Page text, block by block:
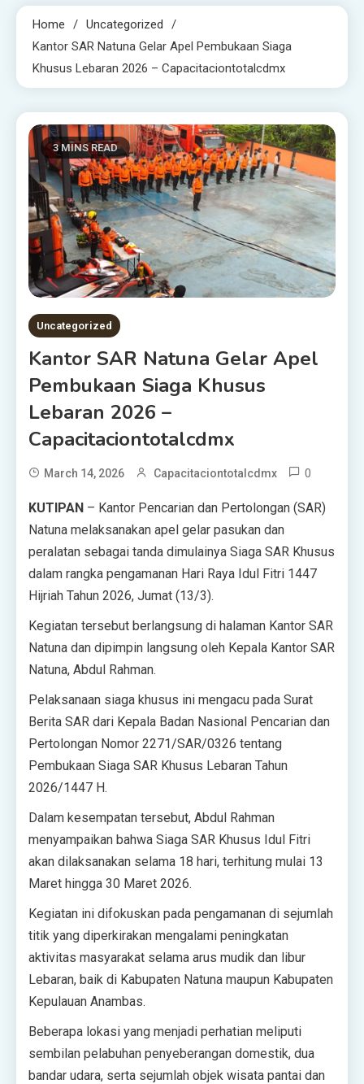
Home
Uncategorized
Kantor SAR Natuna Gelar Apel Pembukaan Siaga
Khusus Lebaran 2026 – Capacitaciontotalcdmx
3 MINS READ
Uncategorized
Kantor SAR Natuna Gelar Apel
Pembukaan Siaga Khusus
Lebaran 2026 –
Capacitaciontotalcdmx
March 14, 2026 Capacitaciontotalcdmx 0
KUTIPAN – Kantor Pencarian dan Pertolongan (SAR)
Natuna melaksanakan apel gelar pasukan dan
peralatan sebagai tanda dimulainya Siaga SAR Khusus
dalam rangka pengamanan Hari Raya Idul Fitri 1447
Hijriah Tahun 2026, Jumat (13/3).
Kegiatan tersebut berlangsung di halaman Kantor SAR
Natuna dan dipimpin langsung oleh Kepala Kantor SAR
Natuna, Abdul Rahman.
Pelaksanaan siaga khusus ini mengacu pada Surat
Berita SAR dari Kepala Badan Nasional Pencarian dan
Pertolongan Nomor 2271/SAR/0326 tentang
Pembukaan Siaga SAR Khusus Lebaran Tahun
2026/1447 H.
Dalam kesempatan tersebut, Abdul Rahman
menyampaikan bahwa Siaga SAR Khusus Idul Fitri
akan dilaksanakan selama 18 hari, terhitung mulai 13
Maret hingga 30 Maret 2026.
Kegiatan ini difokuskan pada pengamanan di sejumlah
titik yang diperkirakan mengalami peningkatan
aktivitas masyarakat selama arus mudik dan libur
Lebaran, baik di Kabupaten Natuna maupun Kabupaten
Kepulauan Anambas.
Beberapa lokasi yang menjadi perhatian meliputi
sembilan pelabuhan penyeberangan domestik, dua
bandar udara, serta sejumlah objek wisata pantai dan